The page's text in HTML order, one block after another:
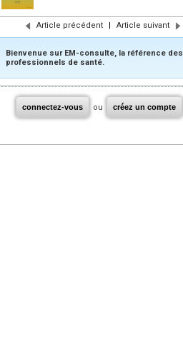
Article précédent | Article suivant
Bienvenue sur EM-consulte, la référence des
professionnels de santé.
connectez-vous ou créez un compte